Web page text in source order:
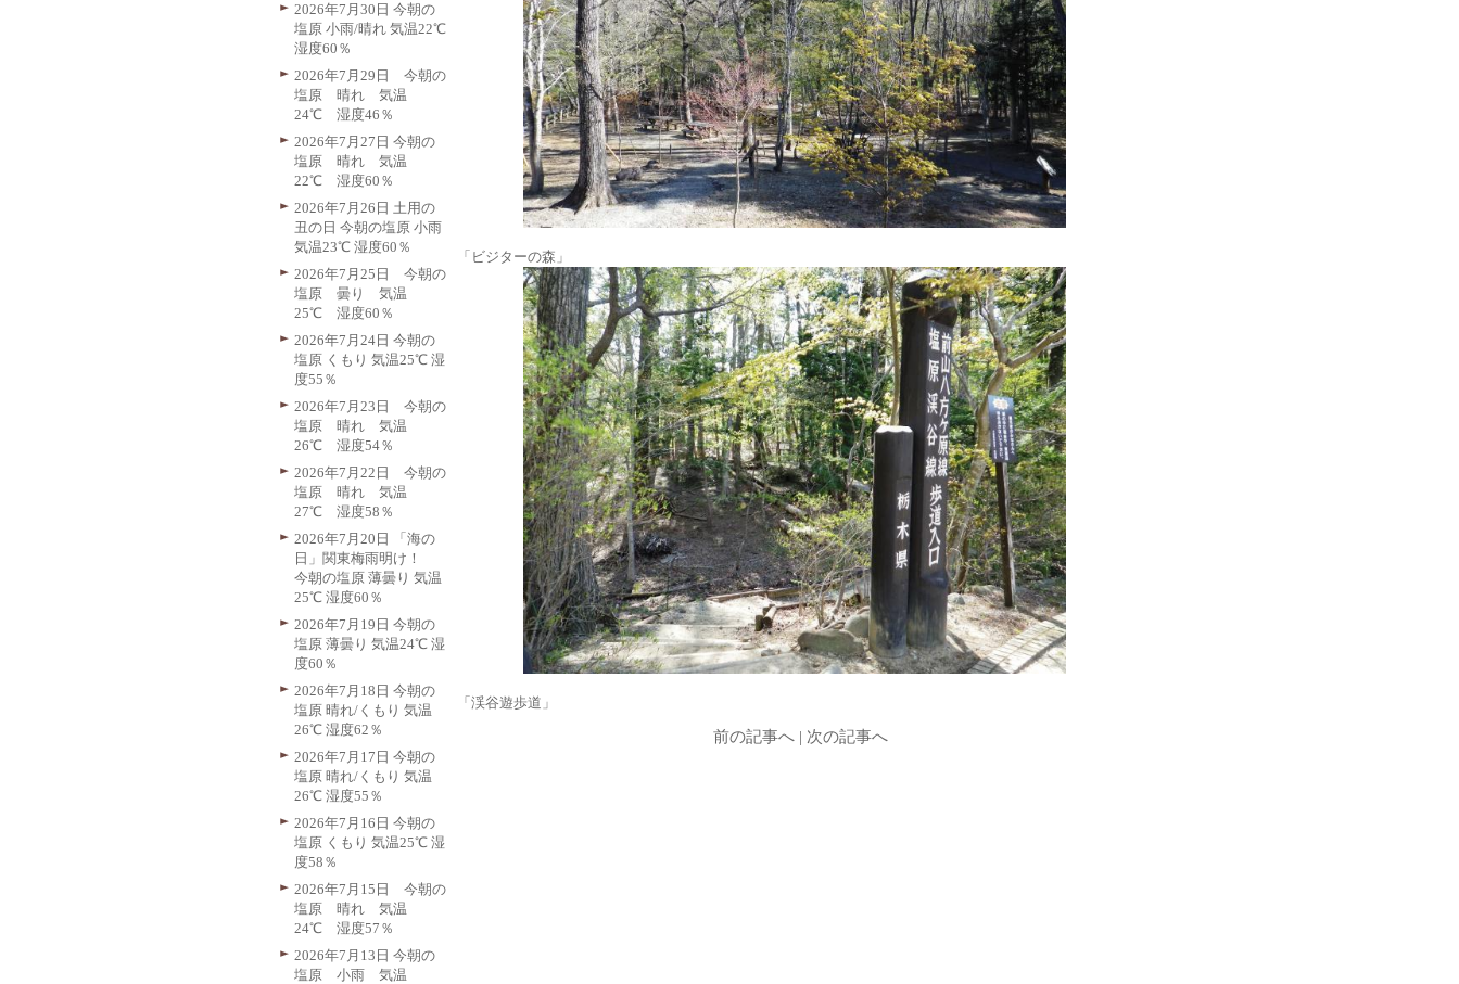
「ビジターの森」
「渓谷遊歩道」
前の記事へ| 次の記事へ
2026年7月30日 今朝の
塩原 小雨/晴れ 気温22℃
湿度60％
2026年7月29日 今朝の
塩原 晴れ 気温
24℃ 湿度46％
2026年7月27日 今朝の
塩原 晴れ 気温
22℃ 湿度60％
2026年7月26日 土用の
丑の日 今朝の塩原 小雨
気温23℃ 湿度60％
2026年7月25日 今朝の
塩原 曇り 気温
25℃ 湿度60％
2026年7月24日 今朝の
塩原 くもり 気温25℃ 湿
度55％
2026年7月23日 今朝の
塩原 晴れ 気温
26℃ 湿度54％
2026年7月22日 今朝の
塩原 晴れ 気温
27℃ 湿度58％
2026年7月20日 「海の
日」関東梅雨明け！
今朝の塩原 薄曇り 気温
25℃ 湿度60％
2026年7月19日 今朝の
塩原 薄曇り 気温24℃ 湿
度60％
2026年7月18日 今朝の
塩原 晴れ/くもり 気温
26℃ 湿度62％
2026年7月17日 今朝の
塩原 晴れ/くもり 気温
26℃ 湿度55％
2026年7月16日 今朝の
塩原 くもり 気温25℃ 湿
度58％
2026年7月15日 今朝の
塩原 晴れ 気温
24℃ 湿度57％
2026年7月13日 今朝の
塩原 小雨 気温